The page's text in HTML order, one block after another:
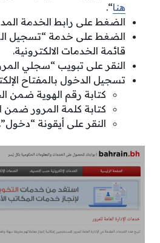
هنا“.
الضغط على رابط الخدمة
الضغط على خدمة “تسجيل
قائمة الخدمات الالكترونية.
النقر على تبويب “سجلي
تسجيل الدخول بالمفتاح
كتابة رقم الهوية ضمن
كتابة كلمة المرور ضمن
النقر على أيقونة “دخول”.